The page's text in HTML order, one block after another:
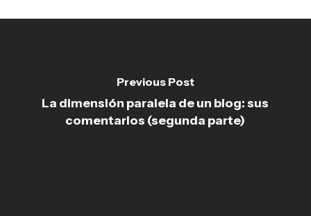
Previous Post
La dimensión paralela de un blog: sus
comentarios (segunda parte)